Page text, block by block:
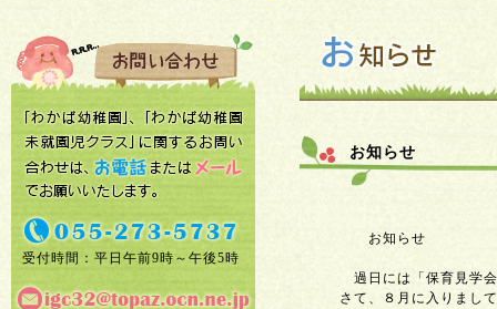
受付時間：平日午前9時～午後5時
お知らせ
お知らせ
過日には「保育見学会」
さて、８月に入りまして